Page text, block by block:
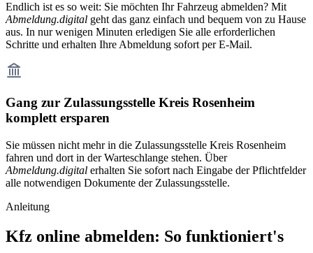
Endlich ist es so weit: Sie möchten Ihr Fahrzeug abmelden? Mit
Abmeldung.digital geht das ganz einfach und bequem von zu Hause
aus. In nur wenigen Minuten erledigen Sie alle erforderlichen
Schritte und erhalten Ihre Abmeldung sofort per E-Mail.
Gang zur Zulassungsstelle Kreis Rosenheim
komplett ersparen
Sie müssen nicht mehr in die Zulassungsstelle Kreis Rosenheim
fahren und dort in der Warteschlange stehen. Über
Abmeldung.digital erhalten Sie sofort nach Eingabe der Pflichtfelder
alle notwendigen Dokumente der Zulassungsstelle.
Anleitung
Kfz online abmelden: So funktioniert's